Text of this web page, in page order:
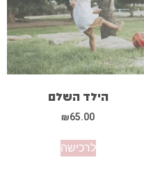
הילד השלם
₪65.00
לרכישה